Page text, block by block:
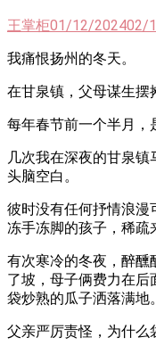
王掌柜01/12/202402/
我痛恨扬州的冬天。
在甘泉镇，父母谋生摆
每年春节前一个半月，
几次我在深夜的甘泉镇
头脑空白。
彼时没有任何抒情浪漫
冻手冻脚的孩子，稀疏
有次寒冷的冬夜，醉醺
了坡，母子俩费力在
袋炒熟的瓜子洒落满地。
父亲严厉责怪，为什么